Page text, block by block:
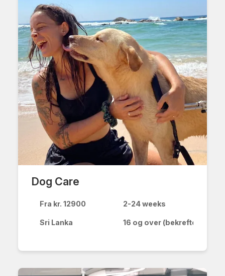
Dog Care
Fra kr. 12900 2-24 weeks
Sri Lanka 16 og over (bekreftelse fra
GRUPPEREISER & SPENNING
NESTE STEG ⇢